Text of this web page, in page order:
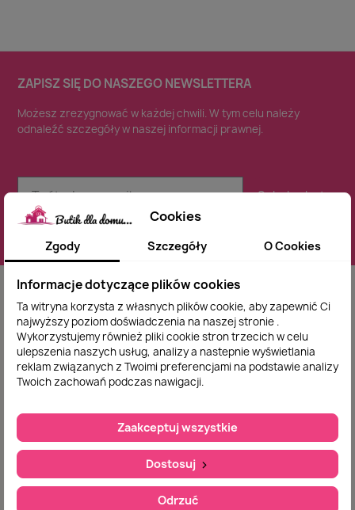
ZAPISZ SIĘ DO NASZEGO NEWSLETTERA
Możesz zrezygnować w każdej chwili. W tym celu należy
odnaleźć szczegóły w naszej informacji prawnej.
Subskrybuj
Zadowolenie naszego klienta jest dla nas sprawą
najważniejszą dlatego indywidualnie podchodzimy
Nasz sklep
Jak zamawiać
Cookies
Zgody Szczegóły O Cookies
Informacje dotyczące plików cookies
Ta witryna korzysta z własnych plików cookie, aby zapewnić Ci
najwyższy poziom doświadczenia na naszej stronie .
Wykorzystujemy również pliki cookie stron trzecich w celu
ulepszenia naszych usług, analizy a nastepnie wyświetlania
reklam związanych z Twoimi preferencjami na podstawie analizy
Twoich zachowań podczas nawigacji.
Odrzuć
Dostosuj
Zaakceptuj wszystkie